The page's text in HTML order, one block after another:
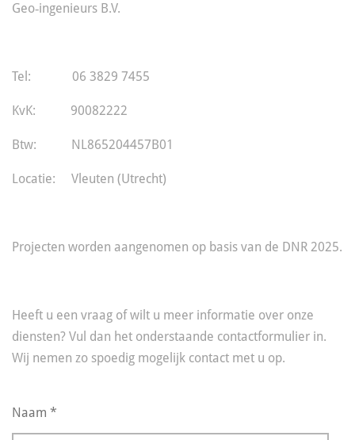
Geo‑ingenieurs B.V.
Tel: 06 3829 7455
KvK: 90082222
Btw: NL865204457B01
Locatie: Vleuten (Utrecht)
Projecten worden aangenomen op basis van de DNR 2025.
Heeft u een vraag of wilt u meer informatie over onze
diensten? Vul dan het onderstaande contactformulier in.
Wij nemen zo spoedig mogelijk contact met u op.
Naam *